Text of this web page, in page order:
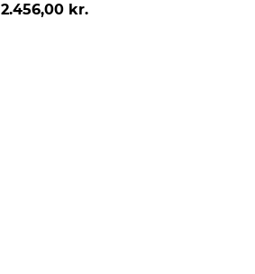
2.456,00 kr.